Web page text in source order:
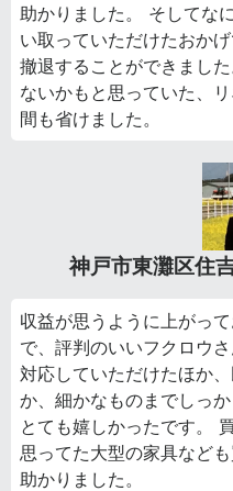
助かりました。 そしてな
い取っていただけたおか
撤退することができまし
ないかもと思っていた、
間も省けました。
神戸市東灘区住
収益が思うように上がっ
で、評判のいいフクロウ
対応していただけたほか
か、細かなものまでしっ
とても嬉しかったです。
思ってた大型の家具など
助かりました。